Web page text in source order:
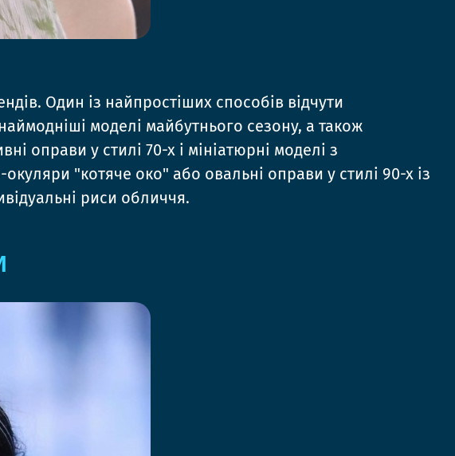
Один із найпростіших способів відчути
моделі майбутнього сезону, а також
оправи у стилі 70-х і мініатюрні моделі з
"котяче око" або овальні оправи у стилі 90-х із
риси обличчя.
КОНКУРЕНТІВ
ПРИ ЗАМОВЛЕННІ ДО 14-00